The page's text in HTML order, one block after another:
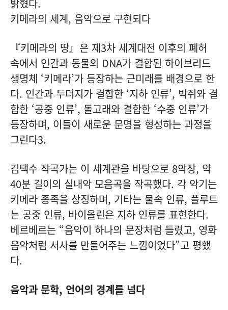
밝혔다.
키메라의 세계, 음악으로 구현되다
『키메라의 땅』은 제3차 세계대전 이후의 폐허
속에서 인간과 동물의 DNA가 결합된 하이브리드
생명체 ‘키메라’가 등장하는 근미래를 배경으로 한
다. 인간과 두더지가 결합한 ‘지하 인류’, 박쥐와 결
합한 ‘공중 인류’, 돌고래와 결합한 ‘수중 인류’가
등장하며, 이들이 새로운 문명을 형성하는 과정을
그린다3.
김택수 작곡가는 이 세계관을 바탕으로 8악장, 약
40분 길이의 실내악 모음곡을 작곡했다. 각 악기는
키메라 종족을 상징하며, 기타는 물속 인류, 플루트
는 공중 인류, 바이올린은 지하 인류를 표현한다.
베르베르는 “음악이 하나의 문장처럼 들렸고, 영화
음악처럼 서사를 만들어주는 느낌이었다”고 평했
다.
음악과 문학, 언어의 경계를 넘다